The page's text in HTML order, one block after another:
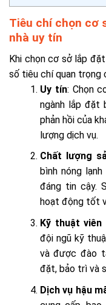
Tiêu chí chọn cơ
nhà uy tín
Khi chọn cơ sở lắp
số tiêu chí quan trọng
Uy tín: Chọn
ngành lắp đặt
phản hồi của
lượng dịch vụ.
Chất lượng
bình nóng
đáng tin cậy.
hoạt động tốt
Kỹ thuật viên
đội ngũ kỹ
và được đào
đặt, bảo trì và
Dịch vụ hậu